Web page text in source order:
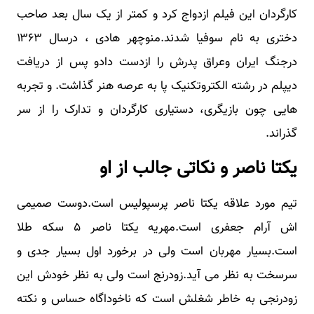
کارگردان این فیلم ازدواج کرد و کمتر از یک سال بعد صاحب
دختری به نام سوفیا شدند.منوچهر هادی ، درسال ۱۳۶۳
درجنگ ایران وعراق پدرش را ازدست دادو پس از دریافت
دیپلم در رشته الکتروتکنیک پا به عرصه هنر گذاشت. و تجربه
هایی چون بازیگری، دستیاری کارگردان و تدارک را از سر
گذراند.
یکتا ناصر و نکاتی جالب از او
تیم مورد علاقه یکتا ناصر پرسپولیس است.دوست صمیمی
اش آرام جعفری است.مهریه یکتا ناصر ۵ سکه طلا
است.بسیار مهربان است ولی در برخورد اول بسیار جدی و
سرسخت به نظر می آید.زودرنج است ولی به نظر خودش این
زودرنجی به خاطر شغلش است که ناخوداگاه حساس و نکته